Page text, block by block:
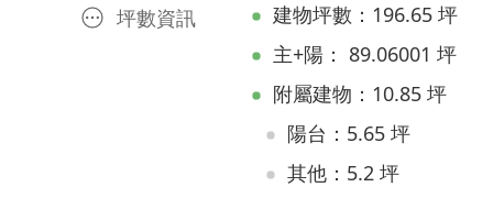
坪數資訊
建物坪數：196.65 坪
主+陽： 89.06001 坪
附屬建物：10.85 坪
陽台：5.65 坪
其他：5.2 坪